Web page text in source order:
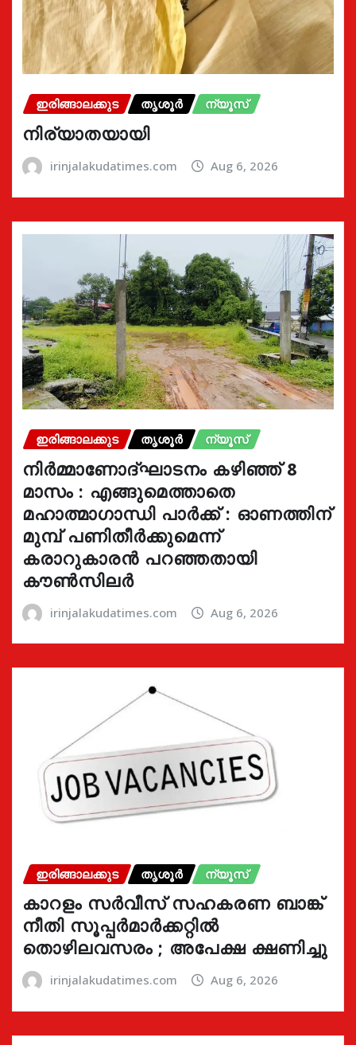
ഇരിങ്ങാലക്കുട തൃശൂർ ന്യൂസ്
നിര്യാതയായി
irinjalakudatimes.com Aug 6, 2026
ഇരിങ്ങാലക്കുട തൃശൂർ ന്യൂസ്
നിർമ്മാണോദ്ഘാടനം കഴിഞ്ഞ് 8
മാസം : എങ്ങുമെത്താതെ
മഹാത്മാഗാന്ധി പാർക്ക് : ഓണത്തിന്
മുമ്പ് പണിതീർക്കുമെന്ന്
കരാറുകാരൻ പറഞ്ഞതായി
കൗൺസിലർ
irinjalakudatimes.com Aug 6, 2026
ഇരിങ്ങാലക്കുട തൃശൂർ ന്യൂസ്
കാറളം സർവീസ് സഹകരണ ബാങ്ക്
നീതി സൂപ്പർമാർക്കറ്റിൽ
തൊഴിലവസരം ; അപേക്ഷ ക്ഷണിച്ചു
irinjalakudatimes.com Aug 6, 2026